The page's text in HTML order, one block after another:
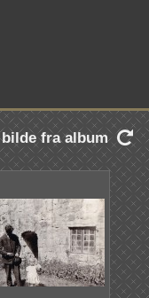
fra album 